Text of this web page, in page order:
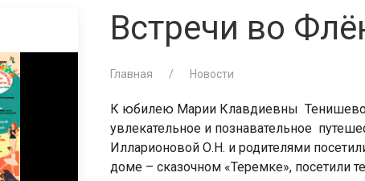
Встречи во
Главная Новости
К юбилею Марии Клавдиевны
увлекательное и познавательное
Илларионовой О.Н. и родителями
доме – сказочном «Теремке», посетили